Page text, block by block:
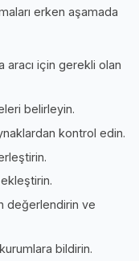
erken aşamada
aracı için gerekli olan
belirleyin.
kontrol edin.
değerlendirin ve
bildirin.